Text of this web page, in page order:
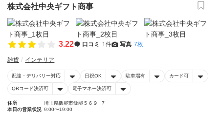
株式会社中央ギフト商事
3.22 口コミ 1件 写真 7枚
雑貨 インテリア
配達・デリバリー対応 日祝OK 駐車場有 カード可
QRコード決済可 電子マネー決済可
住所
埼玉県飯能市飯能５６９−７
本日の営業状況 9:00〜19:00